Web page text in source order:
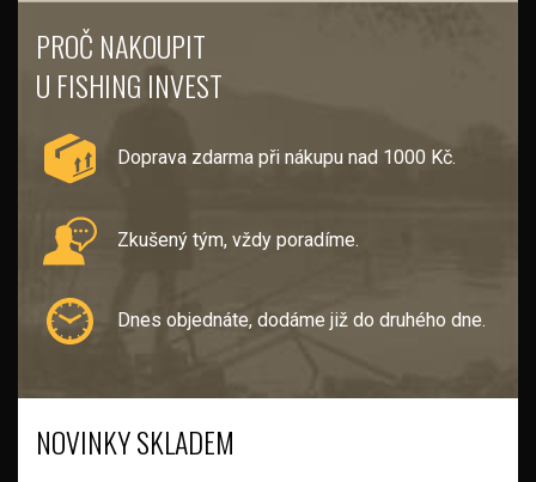
PROČ NAKOUPIT
U FISHING INVEST
Doprava zdarma při nákupu nad 1000 Kč.
Zkušený tým, vždy poradíme.
Dnes objednáte, dodáme již do druhého dne.
NOVINKY SKLADEM